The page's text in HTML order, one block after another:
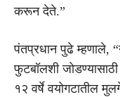
करून देते.”
पंतप्रधान पुढे म्हणाले,
फुटबॉलशी
१२ वर्षे वयोगटातील